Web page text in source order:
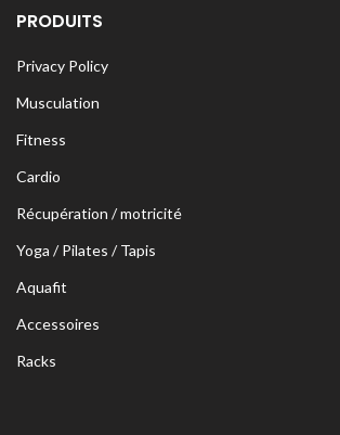
PRODUITS
Privacy Policy
Musculation
Fitness
Cardio
Récupération / motricité
Yoga / Pilates / Tapis
Aquafit
Accessoires
Racks